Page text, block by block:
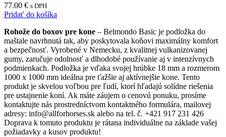
77.00 € s DPH
Pridať do košíka
Rohože do boxov pre kone – Belmondo Basic je podložka do
maštale navrhnutá tak, aby poskytovala koňovi maximálny komfort
a bezpečnosť. Vyrobené v Nemecku, z kvalitnej vulkanizovanej
gumy, zaručuje odolnosť a dlhodobé používanie aj v intenzívnych
podmienkach. Podložka je vďaka svojej hrúbke 18 mm a rozmerom
1000 x 1000 mm ideálna pre ťažšie aj aktívnejšie kone. Tento
produkt je skvelou voľbou pre ľudí, ktorí hľadajú solídne riešenia
pre ustajnenie koní. Ak máte záujem o cenovú ponuku, prosíme
kontaktujte nás prostredníctvom kontaktného formulára, mailovej
adresy: info@allforhorses.sk alebo na tel. č. +421 917 231 426
Doprava k tomuto produktu je rátana individuálne na základe vašej
požiadavky a kusov produktu!